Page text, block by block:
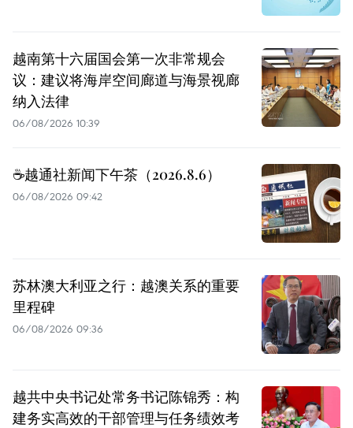
越南第十六届国会第一次非常规会
议：建议将海岸空间廊道与海景视廊
纳入法律
06/08/2026 10:39
☕️越通社新闻下午茶（2026.8.6）
06/08/2026 09:42
苏林澳大利亚之行：越澳关系的重要
里程碑
06/08/2026 09:36
越共中央书记处常务书记陈锦秀：构
建务实高效的干部管理与任务绩效考